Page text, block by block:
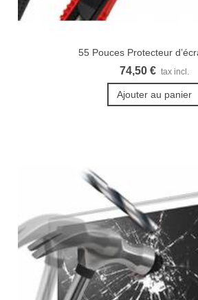
55 Pouces Protecteur
74,50 € tax incl.
Ajouter au panier